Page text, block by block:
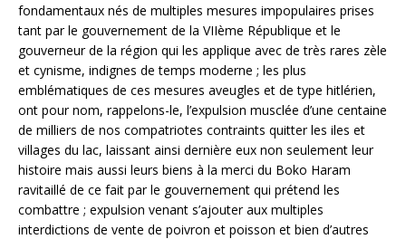
fondamentaux nés de multiples mesures impopulaires prises
tant par le gouvernement de la VIIème République et le
gouverneur de la région qui les applique avec de très rares zèle
et cynisme, indignes de temps moderne ; les plus
emblématiques de ces mesures aveugles et de type hitlérien,
ont pour nom, rappelons-le, l’expulsion musclée d’une centaine
de milliers de nos compatriotes contraints quitter les iles et
villages du lac, laissant ainsi dernière eux non seulement leur
histoire mais aussi leurs biens à la merci du Boko Haram
ravitaillé de ce fait par le gouvernement qui prétend les
combattre ; expulsion venant s’ajouter aux multiples
interdictions de vente de poivron et poisson et bien d’autres